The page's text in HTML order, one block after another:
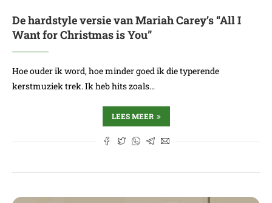
De hardstyle versie van Mariah Carey’s “All I
Want for Christmas is You”
Hoe ouder ik word, hoe minder goed ik die typerende
kerstmuziek trek. Ik heb hits zoals…
LEES MEER